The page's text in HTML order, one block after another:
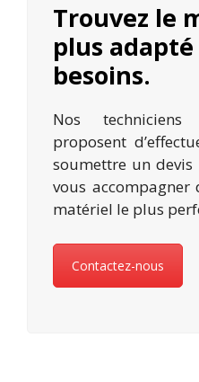
Trouvez le
plus adapté
besoins.
Nos
proposent
soumettre un devis
vous accompagner
matériel le plus
Contactez-nous